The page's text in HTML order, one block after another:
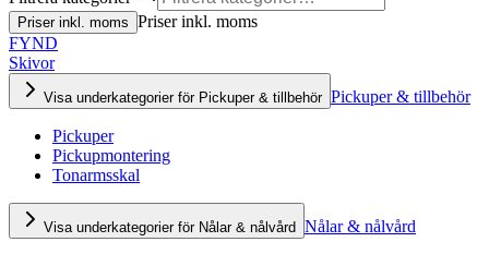
Priser inkl. moms Priser inkl. moms
FYND
Skivor
Visa underkategorier för Pickuper & tillbehör Pickuper & tillbehör
Pickuper
Pickupmontering
Tonarmsskal
Visa underkategorier för Nålar & nålvård Nålar & nålvård